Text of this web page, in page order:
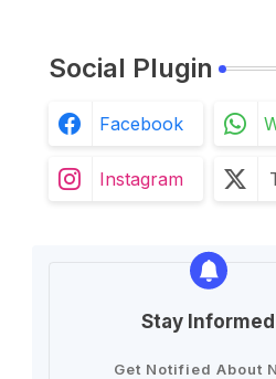
Social Plugin
Facebook
Instagram
Stay Informed
Get Notified About